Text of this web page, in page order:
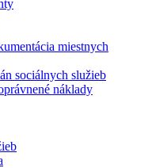
miestnych
sociálnych služieb
náklady